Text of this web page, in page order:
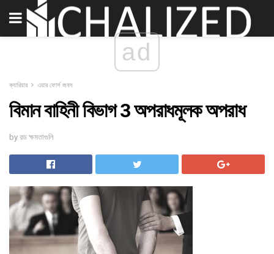
ad
ক্যারিয়ার এয়ার ফোর্স জবস
বিমান বাহিনী বিভাগ 3 অপরাধমূলক অপরাধ
by রড ক্ষমতাগুলি